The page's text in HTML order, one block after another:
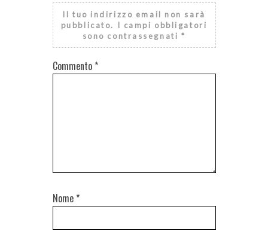
Il tuo indirizzo email non sarà
pubblicato.
I campi obbligatori
sono contrassegnati *
Commento *
Nome *